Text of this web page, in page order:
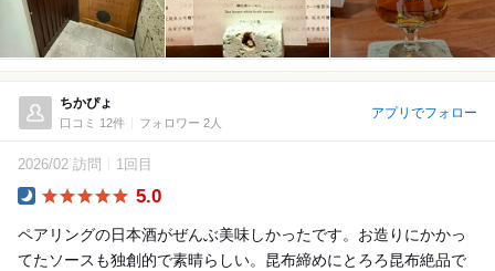
ちかぴょ
口コミ 12件 フォロワー 2人
アプリでフォロー
2026/02 訪問 1回目
5.0
ペアリングの日本酒がぜんぶ美味しかったです。お造りにかかっ
てたソースも独創的で素晴らしい。昆布締めにとろろ昆布絶品で